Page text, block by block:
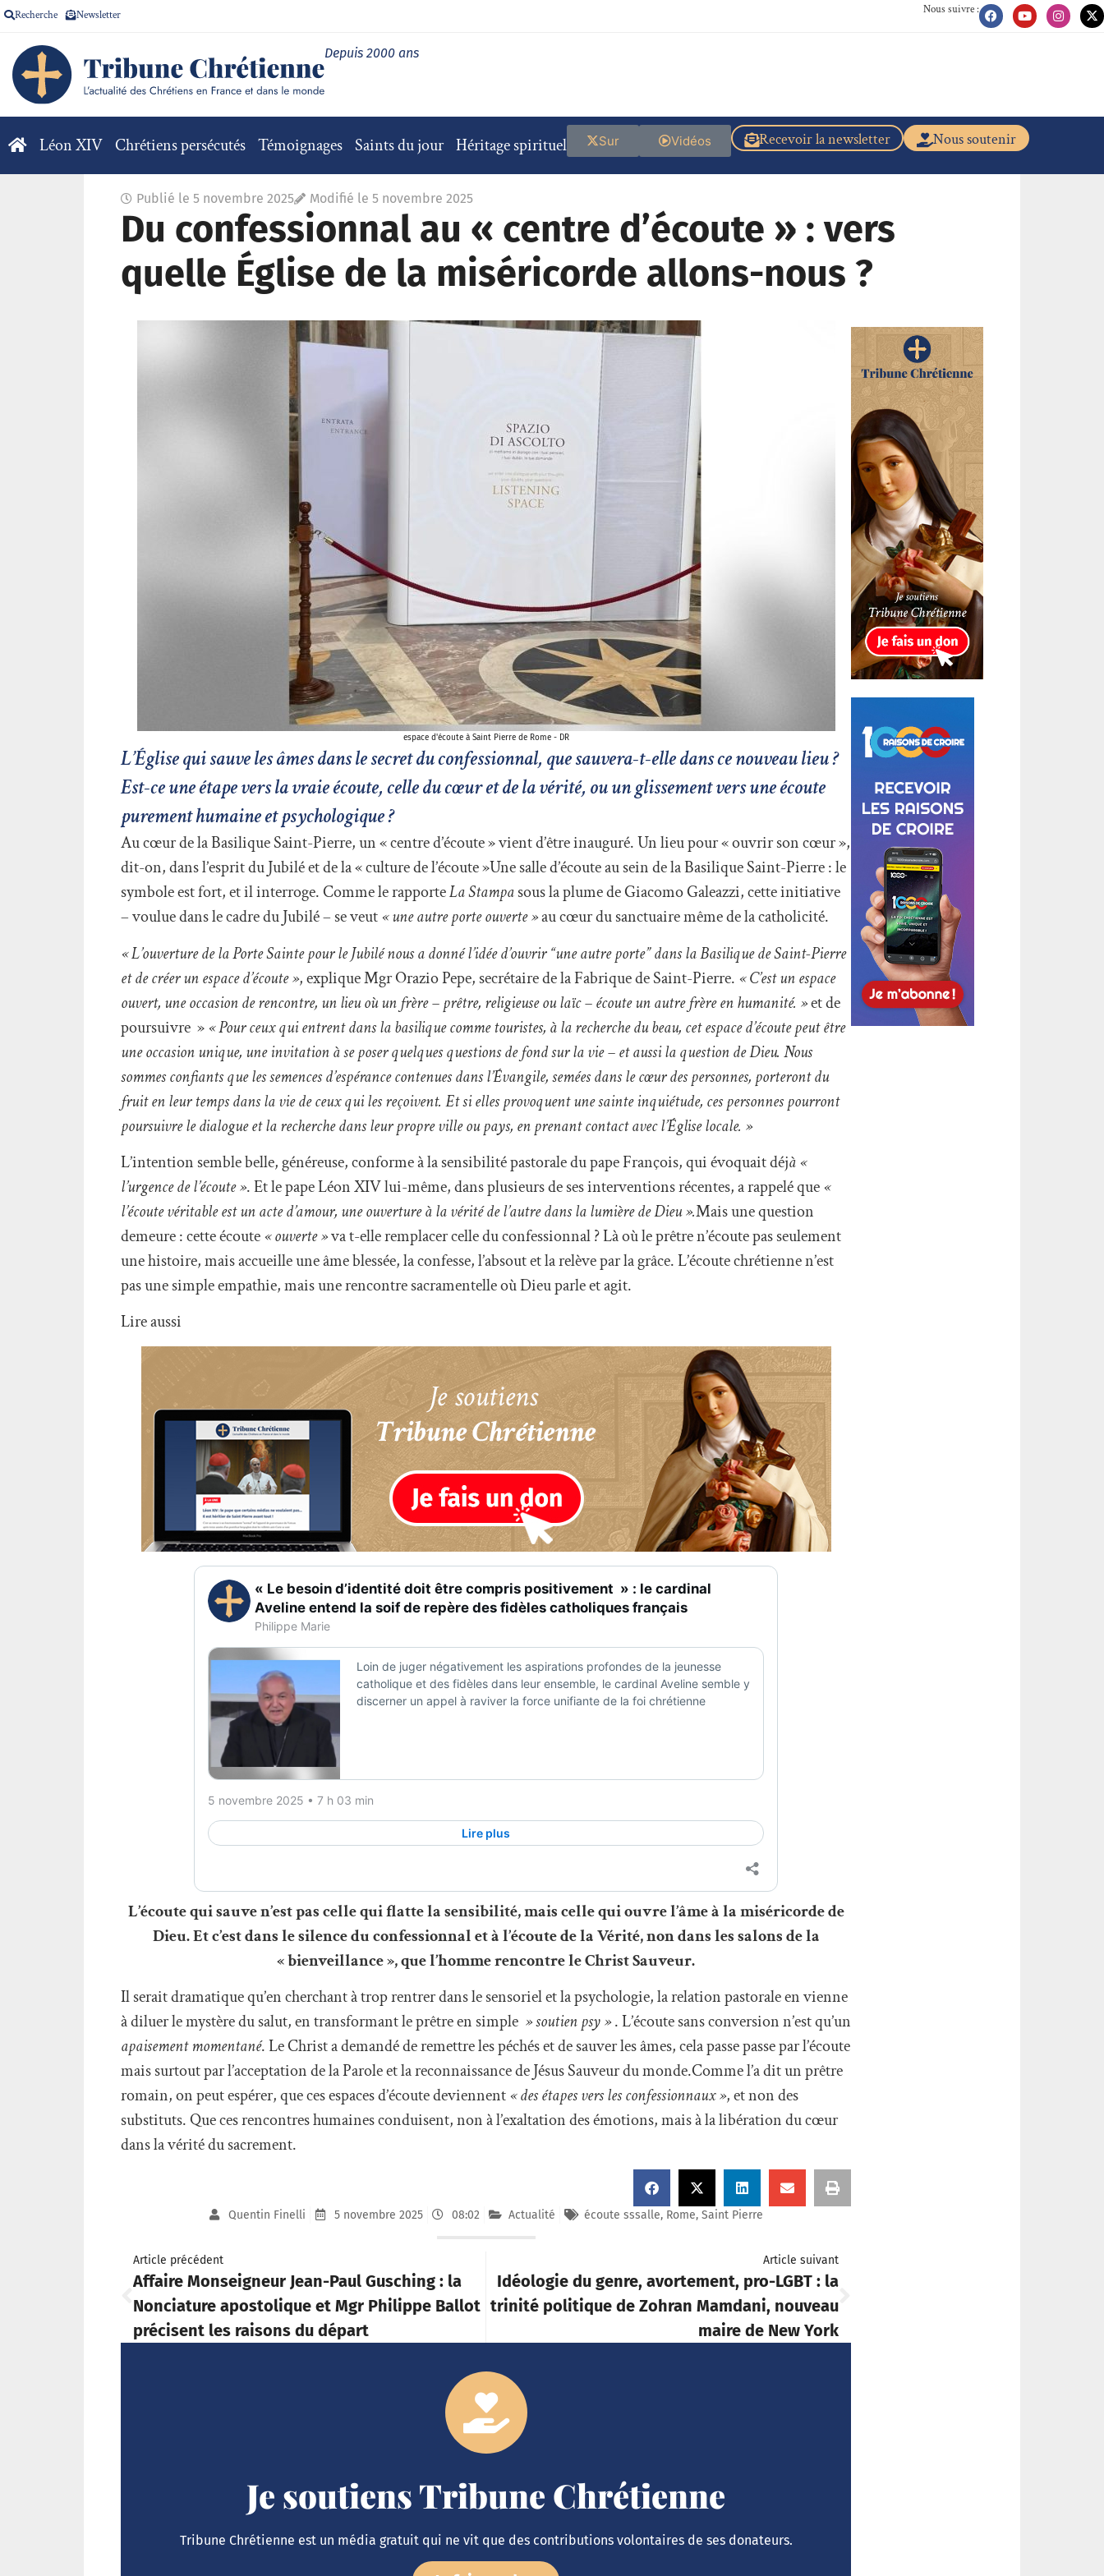
Recherche Newsletter Nous suivre :
Depuis 2000 ans
Léon XIV Chrétiens persécutés Témoignages Saints du jour Héritage spirituel Nous soutenir
Recevoir la newsletter
Vidéos
Sur
Publié le 5 novembre 2025 Modifié le 5 novembre 2025
Du confessionnal au « centre d’écoute » : vers
quelle Église de la miséricorde allons-nous ?
espace d'écoute à Saint Pierre de Rome - DR
L’Église qui sauve les âmes dans le secret du confessionnal, que sauvera-t-elle dans ce nouveau lieu ?
Est-ce une étape vers la vraie écoute, celle du cœur et de la vérité, ou un glissement vers une écoute
purement humaine et psychologique ?
Au cœur de la Basilique Saint-Pierre, un « centre d’écoute » vient d’être inauguré. Un lieu pour « ouvrir son cœur »,
dit-on, dans l’esprit du Jubilé et de la « culture de l’écoute »Une salle d’écoute au sein de la Basilique Saint-Pierre : le
symbole est fort, et il interroge. Comme le rapporteLa Stampasous la plume de Giacomo Galeazzi, cette initiative
– voulue dans le cadre du Jubilé – se veut« une autre porte ouverte »au cœur du sanctuaire même de la catholicité.
« L’ouverture de la Porte Sainte pour le Jubilé nous a donné l’idée d’ouvrir “une autre porte” dans la Basilique de Saint-Pierre
et de créer un espace d’écoute », explique Mgr Orazio Pepe, secrétaire de la Fabrique de Saint-Pierre. « C’est un espace
ouvert, une occasion de rencontre, un lieu où un frère – prêtre, religieuse ou laïc – écoute un autre frère en humanité. »et de
poursuivre »« Pour ceux qui entrent dans la basilique comme touristes, à la recherche du beau, cet espace d’écoute peut être
une occasion unique, une invitation à se poser quelques questions de fond sur la vie – et aussi la question de Dieu. Nous
sommes confiants que les semences d’espérance contenues dans l’Évangile, semées dans le cœur des personnes, porteront du
fruit en leur temps dans la vie de ceux qui les reçoivent. Et si elles provoquent une sainte inquiétude, ces personnes pourront
poursuivre le dialogue et la recherche dans leur propre ville ou pays, en prenant contact avec l’Église locale. »
L’intention semble belle, généreuse, conforme à la sensibilité pastorale du pape François, qui évoquait déjà «
l’urgence de l’écoute ». Et le pape Léon XIV lui-même, dans plusieurs de ses interventions récentes, a rappelé que«
l’écoute véritable est un acte d’amour, une ouverture à la vérité de l’autre dans la lumière de Dieu ».Mais une question
demeure : cette écoute« ouverte »va t-elle remplacer celle du confessionnal ? Là où le prêtre n’écoute pas seulement
une histoire, mais accueille une âme blessée, la confesse, l’absout et la relève par la grâce. L’écoute chrétienne n’est
pas une simple empathie, mais une rencontre sacramentelle où Dieu parle et agit.
Lire aussi
L’écoute qui sauve n’est pas celle qui flatte la sensibilité, mais celle qui ouvre l’âme à la miséricorde de
Dieu. Et c’est dans le silence du confessionnal et à l’écoute de la Vérité, non dans les salons de la
« bienveillance », que l’homme rencontre le Christ Sauveur.
Il serait dramatique qu’en cherchant à trop rentrer dans le sensoriel et la psychologie, la relation pastorale en vienne
à diluer le mystère du salut, en transformant le prêtre en simple » soutien psy ». L’écoute sans conversion n’est qu’un
apaisement momentané. Le Christ a demandé de remettre les péchés et de sauver les âmes, cela passe passe par l’écoute
mais surtout par l’acceptation de la Parole et la reconnaissance de Jésus Sauveur du monde.Comme l’a dit un prêtre
romain, on peut espérer, que ces espaces d’écoute deviennent« des étapes vers les confessionnaux », et non des
substituts. Que ces rencontres humaines conduisent, non à l’exaltation des émotions, mais à la libération du cœur
dans la vérité du sacrement.
Quentin Finelli 5 novembre 2025 08:02 Actualité écoute sssalle, Rome,Saint Pierre
Article précédent
Affaire Monseigneur Jean-Paul Gusching : la
Nonciature apostolique et Mgr Philippe Ballot
précisent les raisons du départ
Article suivant
Idéologie du genre, avortement, pro-LGBT : la
trinité politique de Zohran Mamdani, nouveau
maire de New York
Je soutiens Tribune Chrétienne
Tribune Chrétienne est un média gratuit qui ne vit que des contributions volontaires de ses donateurs.